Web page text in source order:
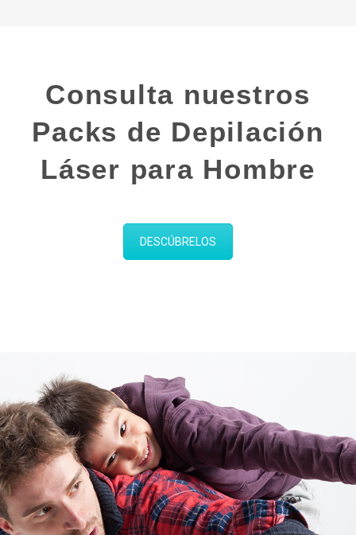
Consulta nuestros
Packs de Depilación
Láser para Hombre
DESCÚBRELOS